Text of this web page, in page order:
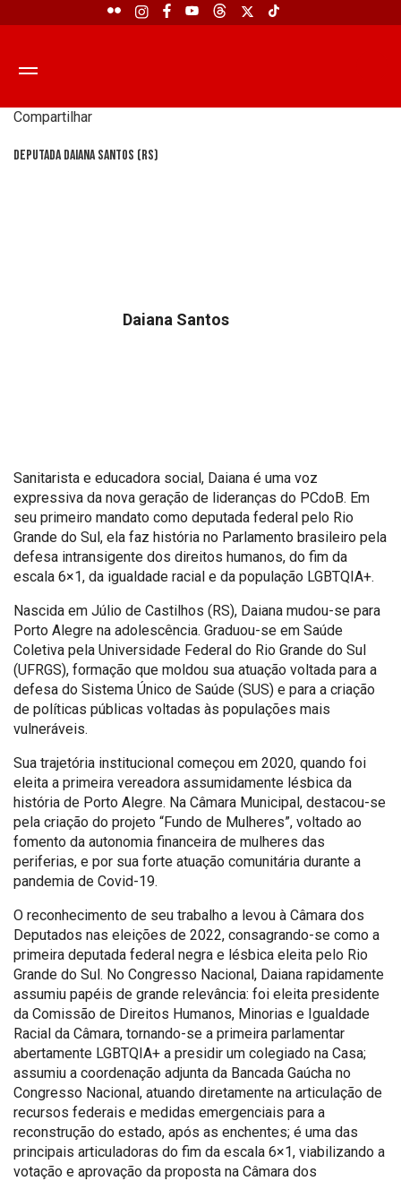
Compartilhar
Deputada Daiana Santos (RS)
Daiana Santos
Sanitarista e educadora social, Daiana é uma voz
expressiva da nova geração de lideranças do PCdoB. Em
seu primeiro mandato como deputada federal pelo Rio
Grande do Sul, ela faz história no Parlamento brasileiro pela
defesa intransigente dos direitos humanos, do fim da
escala 6×1, da igualdade racial e da população LGBTQIA+.
Nascida em Júlio de Castilhos (RS), Daiana mudou-se para
Porto Alegre na adolescência. Graduou-se em Saúde
Coletiva pela Universidade Federal do Rio Grande do Sul
(UFRGS), formação que moldou sua atuação voltada para a
defesa do Sistema Único de Saúde (SUS) e para a criação
de políticas públicas voltadas às populações mais
vulneráveis.
Sua trajetória institucional começou em 2020, quando foi
eleita a primeira vereadora assumidamente lésbica da
história de Porto Alegre. Na Câmara Municipal, destacou-se
pela criação do projeto “Fundo de Mulheres”, voltado ao
fomento da autonomia financeira de mulheres das
periferias, e por sua forte atuação comunitária durante a
pandemia de Covid-19.
O reconhecimento de seu trabalho a levou à Câmara dos
Deputados nas eleições de 2022, consagrando-se como a
primeira deputada federal negra e lésbica eleita pelo Rio
Grande do Sul. No Congresso Nacional, Daiana rapidamente
assumiu papéis de grande relevância: foi eleita presidente
da Comissão de Direitos Humanos, Minorias e Igualdade
Racial da Câmara, tornando-se a primeira parlamentar
abertamente LGBTQIA+ a presidir um colegiado na Casa;
assumiu a coordenação adjunta da Bancada Gaúcha no
Congresso Nacional, atuando diretamente na articulação de
recursos federais e medidas emergenciais para a
reconstrução do estado, após as enchentes; é uma das
principais articuladoras do fim da escala 6×1, viabilizando a
votação e aprovação da proposta na Câmara dos